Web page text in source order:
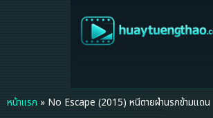
หน้าแรก » No Escape (2015) หนีตายฝ่านรกข้ามแดน